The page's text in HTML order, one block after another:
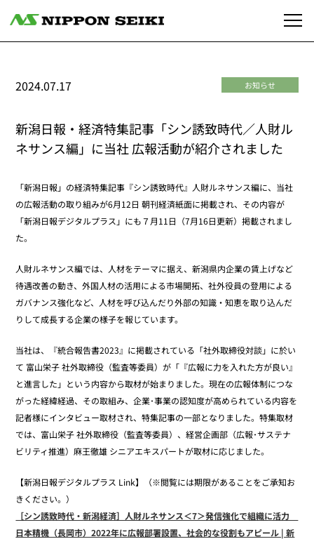
お知らせ
2024.07.17
新潟日報・経済特集記事「シン誘致時代／人財ル
ネサンス編」に当社 広報活動が紹介されました
「新潟日報」の経済特集記事『シン誘致時代』人財ルネサンス編に、当社
の広報活動の取り組みが6月12日 朝刊経済紙面に掲載され、その内容が
「新潟日報デジタルプラス」にも７月11日（7月16日更新）掲載されまし
た。
人財ルネサンス編では、人材をテーマに据え、新潟県内企業の賃上げなど
待遇改善の動き、外国人材の活用による市場開拓、社外役員の登用による
ガバナンス強化など、人材を呼び込んだり外部の知識・知恵を取り込んだ
りして成長する企業の様子を報じています。
当社は、『統合報告書2023』に掲載されている「社外取締役対談」に於い
て 富山栄子 社外取締役（監査等委員）が「『広報に力を入れた方が良い』
と進言した」という内容から取材が始まりました。現在の広報体制につな
がった経緯経過、その取組み、企業･事業の認知度が高められている内容を
記者様にインタビュー取材され、特集記事の一部となりました。特集取材
では、富山栄子 社外取締役（監査等委員）、経営企画部（広報･サステナ
ビリティ推進）麻王徹雄 シニアエキスパートが取材に応じました。
【新潟日報デジタルプラス Link】（※閲覧には期限があることをご承知お
きください。）
［シン誘致時代・新潟経済］人財ルネサンス＜7＞発信強化で組織に活力
日本精機（長岡市）2022年に広報部署設置、社会的な役割もアピール | 新